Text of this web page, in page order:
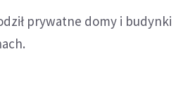
prywatne domy i budynki